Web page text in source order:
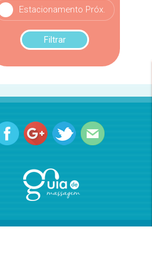
Estacionamento Próx.
Filtrar